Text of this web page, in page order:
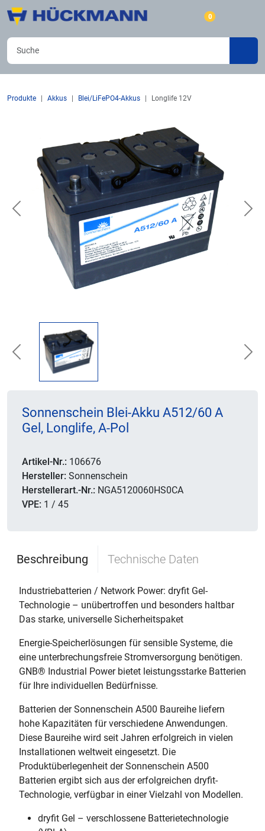
0
Produkte Akkus Blei/LiFePO4-Akkus Longlife 12V
Previous
Previous
Sonnenschein Blei-Akku A512/60 A
Gel, Longlife, A-Pol
Artikel-Nr.: 106676
Hersteller: Sonnenschein
Herstellerart.-Nr.: NGA5120060HS0CA
VPE: 1 / 45
Beschreibung Technische Daten
Industriebatterien / Network Power: dryfit Gel-
Technologie – unübertroffen und besonders haltbar
Das starke, universelle Sicherheitspaket
Energie-Speicherlösungen für sensible Systeme, die
eine unterbrechungsfreie Stromversorgung benötigen.
GNB® Industrial Power bietet leistungsstarke Batterien
für Ihre individuellen Bedürfnisse.
Batterien der Sonnenschein A500 Baureihe liefern
hohe Kapazitäten für verschiedene Anwendungen.
Diese Baureihe wird seit Jahren erfolgreich in vielen
Installationen weltweit eingesetzt. Die
Produktüberlegenheit der Sonnenschein A500
Batterien ergibt sich aus der erfolgreichen dryfit-
Technologie, verfügbar in einer Vielzahl von Modellen.
dryfit Gel – verschlossene Batterietechnologie